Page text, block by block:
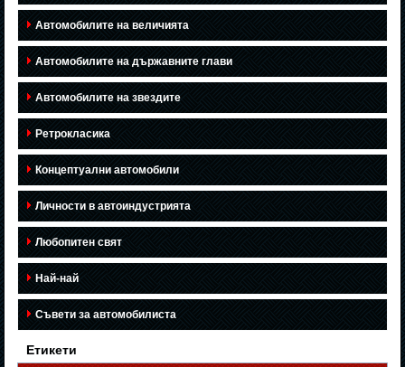
Автомобилите на величията
Автомобилите на държавните глави
Автомобилите на звездите
Ретрокласика
Концептуални автомобили
Личности в автоиндустрията
Любопитен свят
Най-най
Съвети за автомобилиста
Етикети